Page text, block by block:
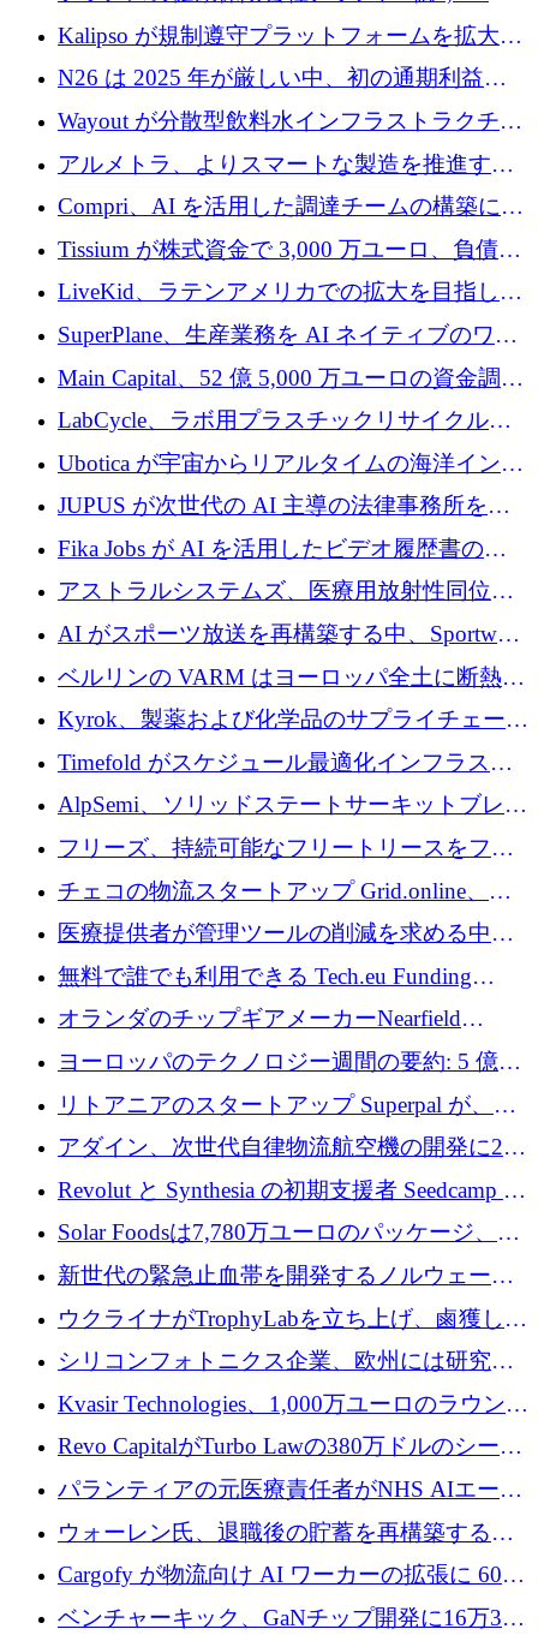
ユーロの資金調達ラウンドで合意
Kalipso が規制遵守プラットフォームを拡大す
るために 320 万ドルを調達
N26 は 2025 年が厳しい中、初の通期利益を
達成
Wayout が分散型飲料水インフラストラクチャ
プラットフォームを拡張するために 242 万ユ
ーロを調達
アルメトラ、よりスマートな製造を推進する
ためにシリーズ A で 1,630 万ユーロを確保
Compri、AI を活用した調達チームの構築に
320 万ユーロを確保
Tissium が株式資金で 3,000 万ユーロ、負債で
3,000 万ユーロを調達
LiveKid、ラテンアメリカでの拡大を目指して
Aldea を買収
SuperPlane、生産業務を AI ネイティブのワー
クフロー層に変えるために 260 万ドルを確保
Main Capital、52 億 5,000 万ユーロの資金調達
でエンタープライズ ソフトウェアの開発を倍
LabCycle、ラボ用プラスチックリサイクルシ
ステムを商業化し、焼却廃棄物を削減するた
めに43万ポンドを確保
Ubotica が宇宙からリアルタイムの海洋インテ
リジェンスを拡張するために 1,100 万ドルを
JUPUS が次世代の AI 主導の法律事務所を強
化するために 1,300 万ユーロを調達
Fika Jobs が AI を活用したビデオ履歴書のた
めに 400 万ドルを調達
アストラルシステムズ、医療用放射性同位元
素の世界的な不足に対処するために2,300万ポ
ンドを調達
AI がスポーツ放送を再構築する中、Sportway
が 2,000 万ユーロを調達
ベルリンの VARM はヨーロッパ全土に断熱材
を拡張するために 1,750 万ユーロを投資
Kyrok、製薬および化学品のサプライチェーン
に AI を導入するために 310 万ユーロを確保
Timefold がスケジュール最適化インフラスト
ラクチャを拡張するためにシリーズ A で
1,300 万ドルを調達
AlpSemi、ソリッドステートサーキットブレー
カー技術の進歩のために1,700万ユーロを調達
フリーズ、持続可能なフリートリースをフラ
ンス全土に拡大するために1,300万ユーロを確
保
チェコの物流スタートアップ Grid.online、配
送量が 1 年で 10 倍に増加し、400 万ユーロの
利益を獲得
医療提供者が管理ツールの削減を求める中、
a16z が Prosper AI を 3,000 万ドルで支援
無料で誰でも利用できる Tech.eu Funding
Explorer のご紹介
オランダのチップギアメーカーNearfield
Instrumentsが3億8,000万ドルを調達
ヨーロッパのテクノロジー週間の要約: 5 億
8,500 万ユーロを超える 60 以上のテクノロジ
ー資金調達取引
リトアニアのスタートアップ Superpal が、
Slack 内に構築された AI コワーカー プラット
フォームのために 50 万ユーロを調達
アダイン、次世代自律物流航空機の開発に250
万ユーロを確保
Revolut と Synthesia の初期支援者 Seedcamp が
3 億 2,000 万ドルを調達、米国に投資
Solar Foodsは7,780万ユーロのパッケージ、5
億ユーロの防衛および二重用途成長基金EDM
を開始、ヨーロッパのシリコンフォトニクス
に警告
新世代の緊急止血帯を開発するノルウェーの
スタートアップ企業を紹介する
ウクライナがTrophyLabを立ち上げ、鹵獲した
ロシア兵器を戦場の研究開発プラットフォー
ムに変える
シリコンフォトニクス企業、欧州には研究を
商業的に成功させるためのインフラが不足し
Kvasir Technologies、1,000万ユーロのラウンド
で成長を促進
Revo CapitalがTurbo Lawの380万ドルのシード
ラウンドを主導し、訴訟プラットフォームを
パランティアの元医療責任者がNHS AIエージ
ェントの立ち上げに1,000万ポンドを調達
ウォーレン氏、退職後の貯蓄を再構築するた
めに1,000万ユーロを調達
Cargofy が物流向け AI ワーカーの拡張に 600
万ドルを獲得
ベンチャーキック、GaNチップ開発に16万3千